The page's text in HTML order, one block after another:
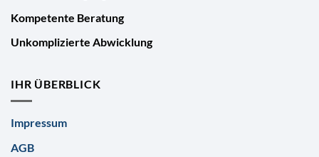
Kompetente Beratung
Unkomplizierte Abwicklung
IHR ÜBERBLICK
Impressum
AGB